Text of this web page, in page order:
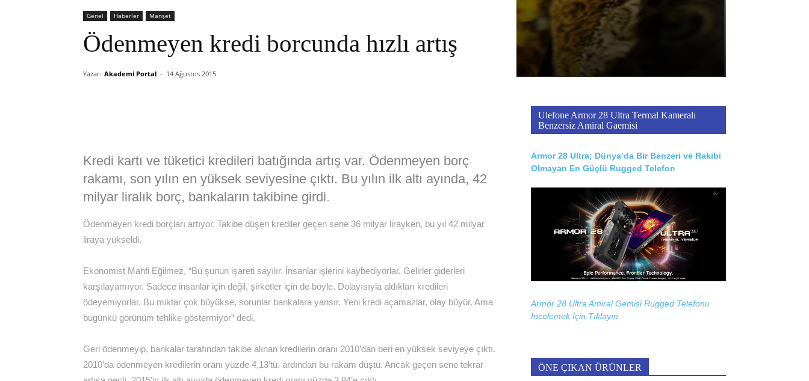
Genel Haberler Manşet
Ödenmeyen kredi borcunda hızlı artış
Yazar: Akademi Portal - 14 Ağustos 2015
Kredi kartı ve tüketici kredileri batığında artış var. Ödenmeyen borç
rakamı, son yılın en yüksek seviyesine çıktı. Bu yılın ilk altı ayında, 42
milyar liralık borç, bankaların takibine girdi.
Ödenmeyen kredi borçları artıyor. Takibe düşen krediler geçen sene 36 milyar lirayken, bu yıl 42 milyar
liraya yükseldi.
Ekonomist Mahfi Eğilmez, “Bu şunun işareti sayılır. İnsanlar işlerini kaybediyorlar. Gelirler giderleri
karşılayamıyor. Sadece insanlar için değil, şirketler için de böyle. Dolayısıyla aldıkları kredileri
ödeyemiyorlar. Bu miktar çok büyükse, sorunlar bankalara yansır. Yeni kredi açamazlar, olay büyür. Ama
bugünkü görünüm tehlike göstermiyor” dedi.
Geri ödenmeyip, bankalar tarafından takibe alınan kredilerin oranı 2010’dan beri en yüksek seviyeye çıktı.
2010’da ödenmeyen kredilerin oranı yüzde 4,13’tü. ardından bu rakam düştü. Ancak geçen sene tekrar
Ulefone Armor 28 Ultra Termal Kameralı
Benzersiz Amiral Gaemisi
Armor 28 Ultra; Dünya’da Bir Benzeri ve Rakibi
Olmayan En Güçlü Rugged Telefon
Armor 28 Ultra Amiral Gemisi Rugged Telefonu
İncelemek İçin Tıklayın
ÖNE ÇIKAN ÜRÜNLER